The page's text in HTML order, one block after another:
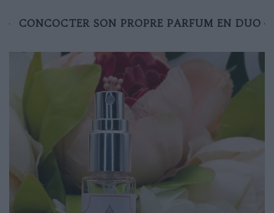
CONCOCTER SON PROPRE PARFUM EN DUO